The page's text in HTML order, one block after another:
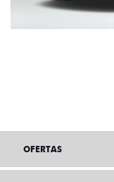
OFERTAS